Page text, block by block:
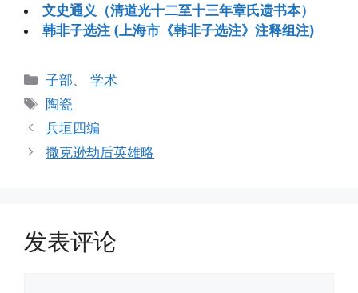
文史通义（清道光十二至十三年章氏遗书本）
韩非子选注 (上海市《韩非子选注》注释组注)
分
类
子部、学术
标
签
陶瓷
兵垣四编
撒克逊劫后英雄略
发表评论